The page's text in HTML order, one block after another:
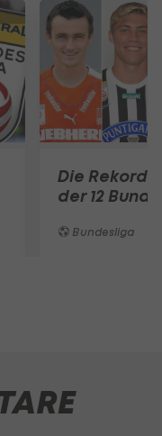
Die Rekord-
der 12
Bundesliga